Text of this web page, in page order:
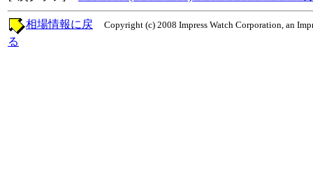
Copyright (c) 2008 Impress Watch Corporation, an
相場情報に戻
る